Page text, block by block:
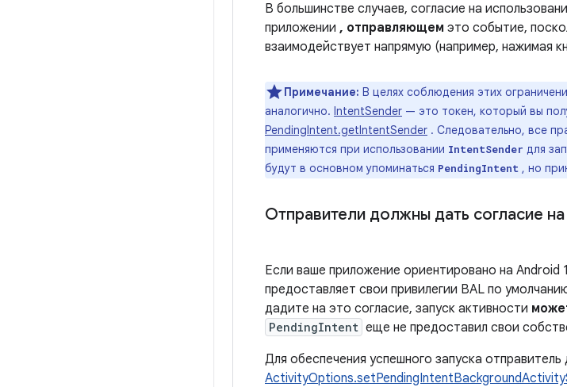
В большинстве случаев, согласие на
приложении , отправляющем это событие,
взаимодействует напрямую (например, нажимая
Примечание: В целях соблюдения этих
аналогично. IntentSender — это токен, который вы
PendingIntent.getIntentSender . Следовательно, все
применяются при использовании IntentSender для
будут в основном упоминаться PendingIntent , но
Отправители должны дать согласие
Если ваше приложение ориентировано на Android
предоставляет свои привилегии BAL по
дадите на это согласие, запуск активности
PendingIntent еще не предоставил свои
Для обеспечения успешного запуска